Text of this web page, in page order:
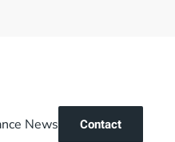
News Contact